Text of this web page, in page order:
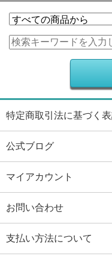
特定商取引法に基づく表
公式ブログ
マイアカウント
お問い合わせ
支払い方法について